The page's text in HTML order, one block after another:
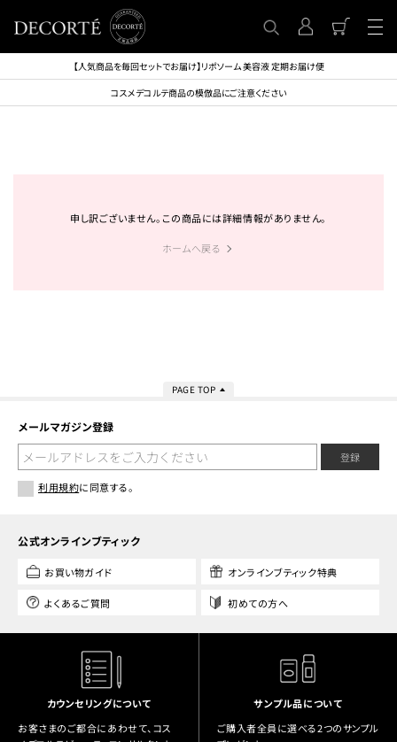
【人気商品を毎回セットでお届け】リポソーム 美容液 定期お届け便
コスメデコルテ商品の模倣品にご注意ください
申し訳ございません。この商品には詳細情報がありません。
ホームへ戻る
PAGE TOP
メールマガジン登録
登録
利用規約に同意する。
公式オンラインブティック
お買い物ガイド オンラインブティック特典
よくあるご質問 初めての方へ
カウンセリングについて
お客さまのご都合にあわせて、コス
サンプル品について
ご購入者全員に選べる2つのサンプル